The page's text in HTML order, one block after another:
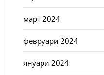
март 2024
февруари 2024
януари 2024